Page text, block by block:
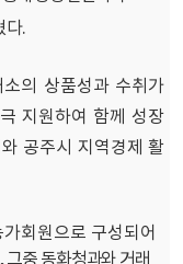
다.
의 상품성과 수취가
지원하여 함께 성장
공주시 지역경제 활
가회원으로 구성되어
,그중 동화청과와 거래